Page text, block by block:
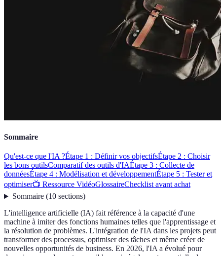
Sommaire
Qu'est-ce que l'IA ?Étape 1 : Définir vos objectifsÉtape 2 : Choisir
les bons outilsComparatif des outils d'IAÉtape 3 : Collecte de
donnéesÉtape 4 : Modélisation et développementÉtape 5 : Tester et
optimiser📺 Ressource VidéoGlossaireChecklist avant achat
Sommaire(10 sections)
L'intelligence artificielle (IA) fait référence à la capacité d'une
machine à imiter des fonctions humaines telles que l'apprentissage et
la résolution de problèmes. L'intégration de l'IA dans les projets peut
transformer des processus, optimiser des tâches et même créer de
nouvelles opportunités de business. En 2026, l'IA a évolué pour